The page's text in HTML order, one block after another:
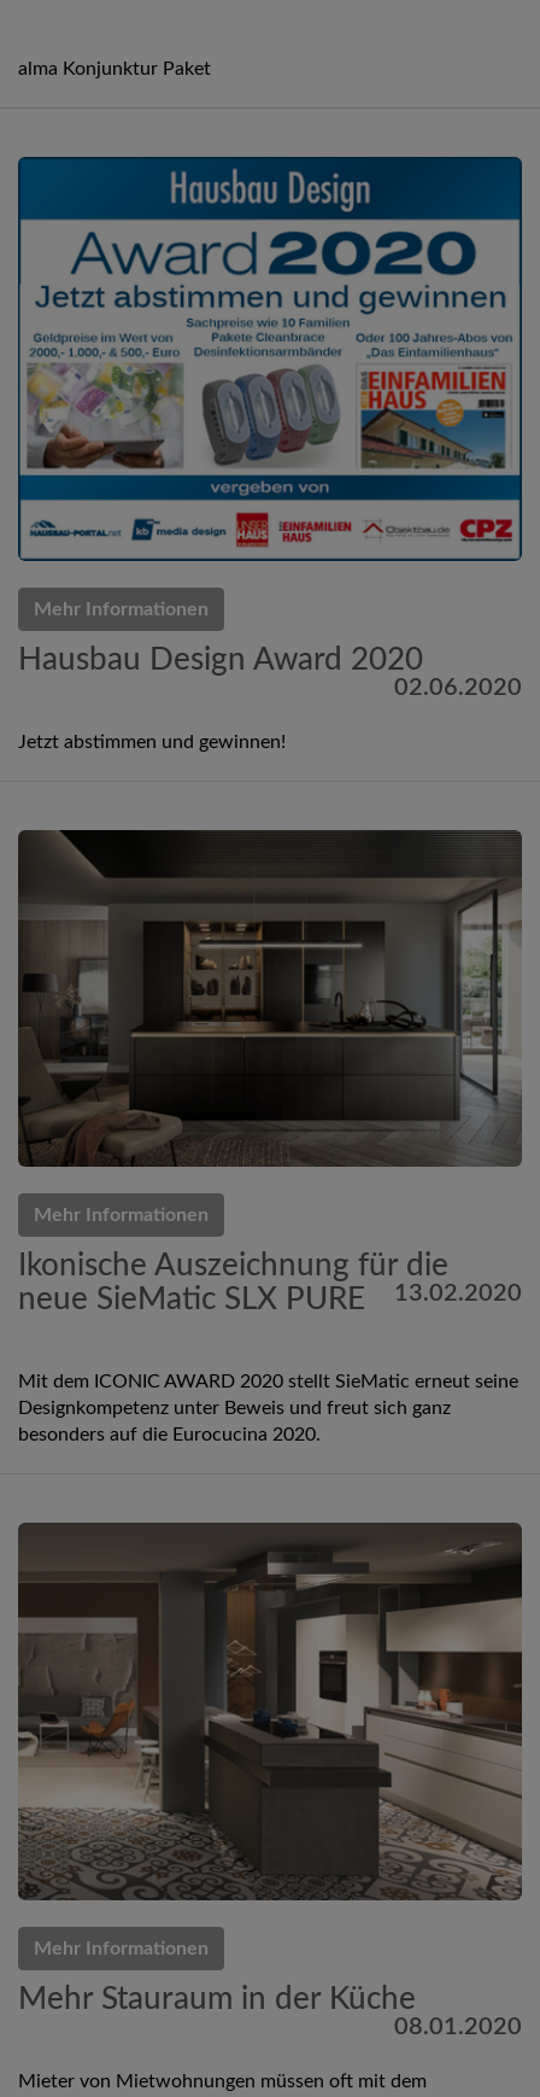
alma Konjunktur Paket
Mehr Informationen
Hausbau Design Award 2020
02.06.2020
Jetzt abstimmen und gewinnen!
Mehr Informationen
Ikonische Auszeichnung für die
neue SieMatic SLX PURE
13.02.2020
Mit dem ICONIC AWARD 2020 stellt SieMatic erneut seine
Designkompetenz unter Beweis und freut sich ganz
besonders auf die Eurocucina 2020.
Mehr Informationen
Mehr Stauraum in der Küche
08.01.2020
Mieter von Mietwohnungen müssen oft mit dem